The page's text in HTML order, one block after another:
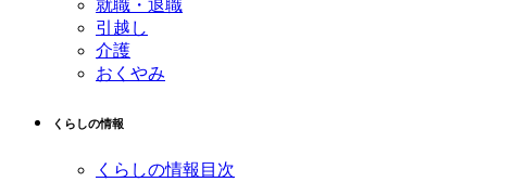
就職・退職
引越し
介護
おくやみ
くらしの情報
くらしの情報目次